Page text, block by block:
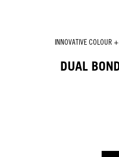
INNOVATIVE COLOUR
DUAL